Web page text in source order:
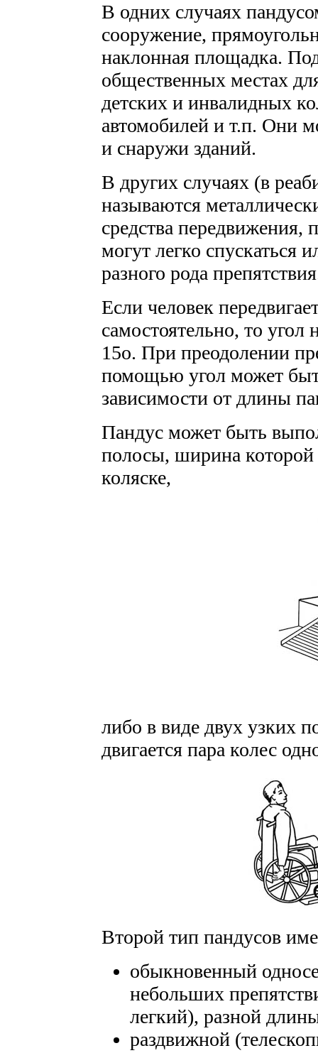
В одних случаях
сооружение,
наклонная площадка.
общественных местах
детских и инвалидных
автомобилей и т.п. Они
и снаружи зданий.
В других случаях (в
называются
средства передвижения,
могут легко спускаться
разного рода
Если человек
самостоятельно, то угол
15о. При преодолении
помощью угол может
зависимости от длины
Пандус может быть
полосы, ширина которой
коляске,
либо в виде двух узких
двигается пара колес
Второй тип пандусов
обыкновенный
небольших
легкий), разной
раздвижной